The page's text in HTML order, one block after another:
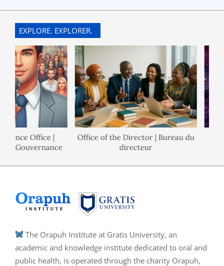
10-
19
EXPLORE. EXPLORER.
Office |
Gouvernance
Office of the Director | Bureau du
directeur
The Orapuh Institute at Gratis University, an
academic and knowledge institute dedicated to oral and
public health, is operated through the charity Orapuh,